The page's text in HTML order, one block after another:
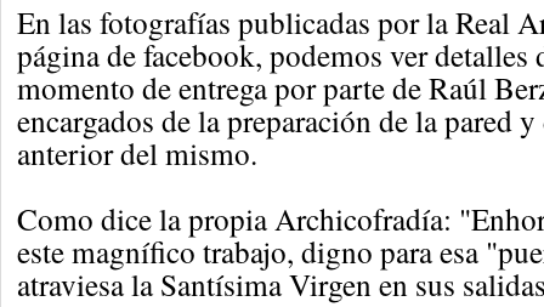
En las fotografías publicadas por la Real
página de facebook, podemos ver detalles
momento de entrega por parte de Raúl
encargados de la preparación de la pared
anterior del mismo.
Como dice la propia Archicofradía:
este magnífico trabajo, digno para esa
atraviesa la Santísima Virgen en sus